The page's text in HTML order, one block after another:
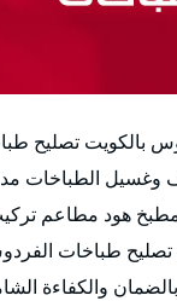
بالكويت تصليح
الطباخات
هود مطاعم
طباخات
بالضمان والكفاءة